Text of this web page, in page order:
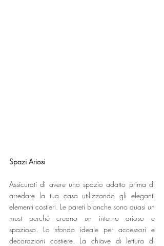
Spazi Ariosi
Assicurati di avere uno spazio adatto prima di
arredare la tua casa utilizzando gli eleganti
elementi costieri. Le pareti bianche sono quasi un
must perché creano un interno arioso e
spazioso. Lo sfondo ideale per accessori e
decorazioni costiere. La chiave di lettura di